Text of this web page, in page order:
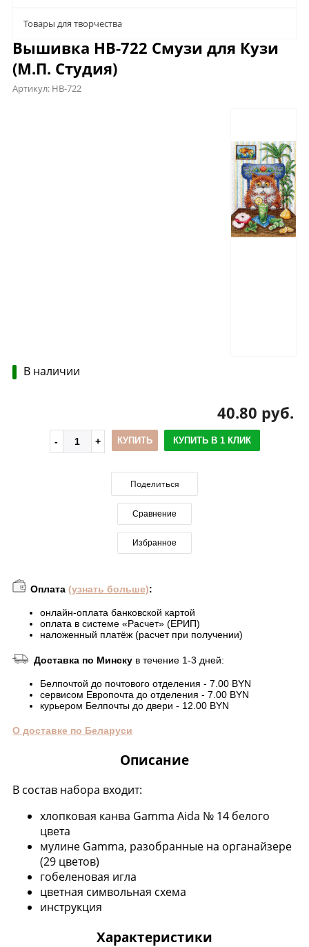
Товары для творчества
Вышивка НВ-722 Смузи для Кузи
(М.П. Студия)
Артикул: НВ-722
В наличии
40.80 руб.
КУПИТЬ КУПИТЬ В 1 КЛИК
Поделиться
Сравнение
Избранное
Оплата (узнать больше):
онлайн-оплата банковской картой
оплата в системе «Расчет» (ЕРИП)
наложенный платёж (расчет при получении)
Доставка по Минску в течение 1-3 дней:
Белпочтой до почтового отделения - 7.00 BYN
сервисом Европочта до отделения - 7.00 BYN
курьером Белпочты до двери - 12.00 BYN
О доставке по Беларуси
Описание
В состав набора входит:
хлопковая канва Gamma Aida № 14 белого
цвета
мулине Gamma, разобранные на органайзере
(29 цветов)
гобеленовая игла
цветная символьная схема
инструкция
Характеристики